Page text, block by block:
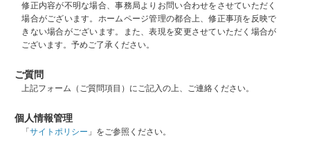
修正内容が不明な場合、事務局よりお問い合わせをさせていただく
場合がございます。ホームページ管理の都合上、修正事項を反映で
きない場合がございます。また、表現を変更させていただく場合が
ございます。予めご了承ください。
ご質問
上記フォーム（ご質問項目）にご記入の上、ご連絡ください。
個人情報管理
「サイトポリシー 」をご参照ください。